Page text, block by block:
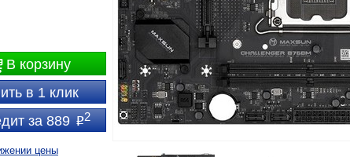
В корзину
в 1 клик
за 889P2
цены